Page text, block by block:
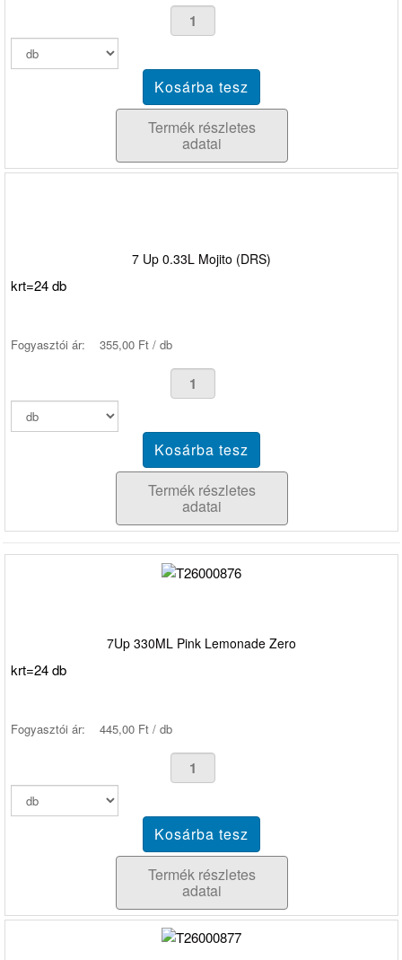
Termék részletes
adatai
7 Up 0.33L Mojito (DRS)
krt=24 db
Fogyasztói ár: 355,00 Ft / db
Termék részletes
adatai
7Up 330ML Pink Lemonade Zero
krt=24 db
Fogyasztói ár: 445,00 Ft / db
Termék részletes
adatai